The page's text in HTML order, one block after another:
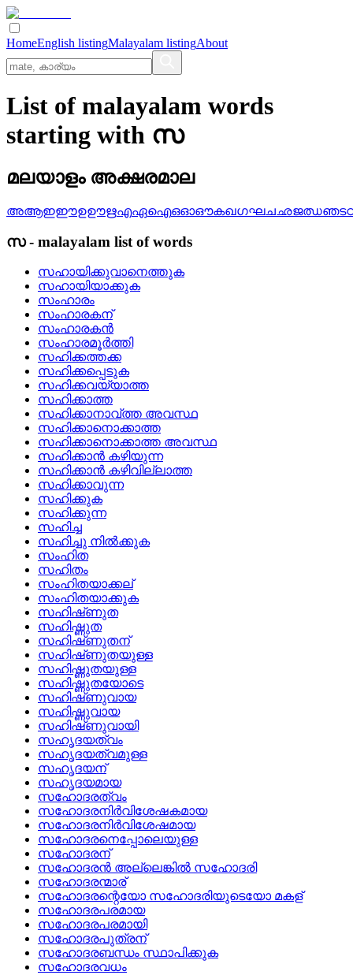
HomeEnglish listingMalayalam listingAbout
List of malayalam words
starting with സ
മലയാളം അക്ഷരമാല
അആഇഈഉഊഋഎഏഐഒഓഔകഖഗഘചഛജഝഞട
സ- malayalam list of words
സഹായിക്കുവാനെത്തുക
സഹായിയാക്കുക
സംഹാരം
സംഹാരകന്
സംഹാരകന്‍
സംഹാരമൂര്‍ത്തി
സഹിക്കത്തക്ക
സഹിക്കപ്പെടുക
സഹിക്കവയ്യാത്ത
സഹിക്കാത്ത
സഹിക്കാനാവ്‌ത്ത അവസ്ഥ
സഹിക്കാനൊക്കാത്ത
സഹിക്കാനൊക്കാത്ത അവസ്ഥ
സഹിക്കാന്‍ കഴിയുന്ന
സഹിക്കാന്‍ കഴിവില്ലാത്ത
സഹിക്കാവുന്ന
സഹിക്കുക
സഹിക്കുന്ന
സഹിച്ച
സഹിച്ചു നില്‍ക്കുക
സംഹിത
സഹിതം
സംഹിതയാക്കല്
സംഹിതയാക്കുക
സഹിഷ്‌ണുത
സഹിഷ്ണുത
സഹിഷ്‌ണുതന്
സഹിഷ്‌ണുതയുള്ള
സഹിഷ്ണുതയുള്ള
സഹിഷ്ണുതയോടെ
സഹിഷ്‌ണുവായ
സഹിഷ്ണുവായ
സഹിഷ്‌ണുവായി
സഹൃദയത്വം
സഹൃദയത്വമുള്ള
സഹൃദയന്
സഹൃദയമായ
സഹോദരത്വം
സഹോദരനിര്‍വിശേഷകമായ
സഹോദരനിര്‍വിശേഷമായ
സഹോദരനെപ്പോലെയുള്ള
സഹോദരന്
സഹോദരന്‍ അല്ലെങ്കില്‍ സഹോദരി
സഹോദരന്മാര്
സഹോദരന്റെയോ സഹോദരിയുടെയോ മകള്
സഹോദരപരമായ
സഹോദരപരമായി
സഹോദരപുത്രന്
സഹോദരബന്ധം സ്ഥാപിക്കുക
സഹോദരവധം